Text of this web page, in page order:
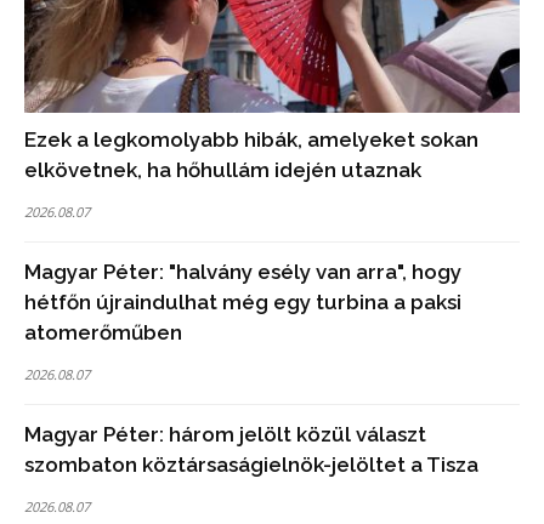
Ezek a legkomolyabb hibák, amelyeket sokan
elkövetnek, ha hőhullám idején utaznak
2026.08.07
Magyar Péter: "halvány esély van arra", hogy
hétfőn újraindulhat még egy turbina a paksi
atomerőműben
2026.08.07
Magyar Péter: három jelölt közül választ
szombaton köztársaságielnök-jelöltet a Tisza
2026.08.07